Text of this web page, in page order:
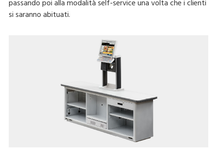
passando poi alla modalità self-service una volta che i clienti
si saranno abituati.